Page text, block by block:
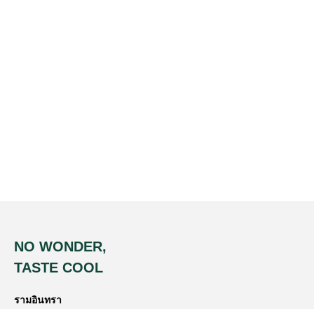
NO WONDER,
TASTE COOL
รามอินทรา